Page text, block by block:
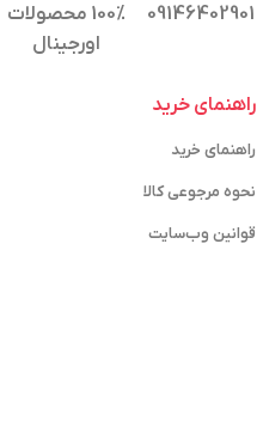
09146402901
100% محصولات
اورجینال
راهنمای خرید
راهنمای خرید
نحوه مرجوعی کالا
قوانین وب‌سایت